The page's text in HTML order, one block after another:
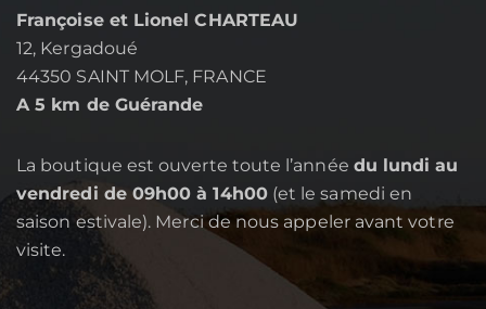
Françoise et Lionel CHARTEAU
12, Kergadoué
44350 SAINT MOLF, FRANCE
A 5 km de Guérande
La boutique est ouverte toute l’année du lundi au
vendredi de 09h00 à 14h00(et le samedi en
saison estivale). Merci de nous appeler avant votre
visite.